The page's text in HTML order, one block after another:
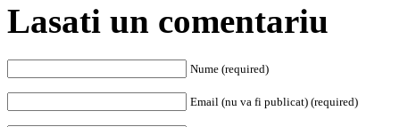
Lasati un comentariu
Nume (required)
Email (nu va fi publicat) (required)